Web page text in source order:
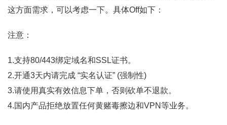
这方面需求，可以考虑一下。具体Off如下：
注意：
1.支持80/443绑定域名和SSL证书。
2.开通3天内请完成 “实名认证” (强制性)
3.请使用真实有效信息下单，否则砍单不退款。
4.国内产品拒绝放置任何黄赌毒擦边和VPN等业务。